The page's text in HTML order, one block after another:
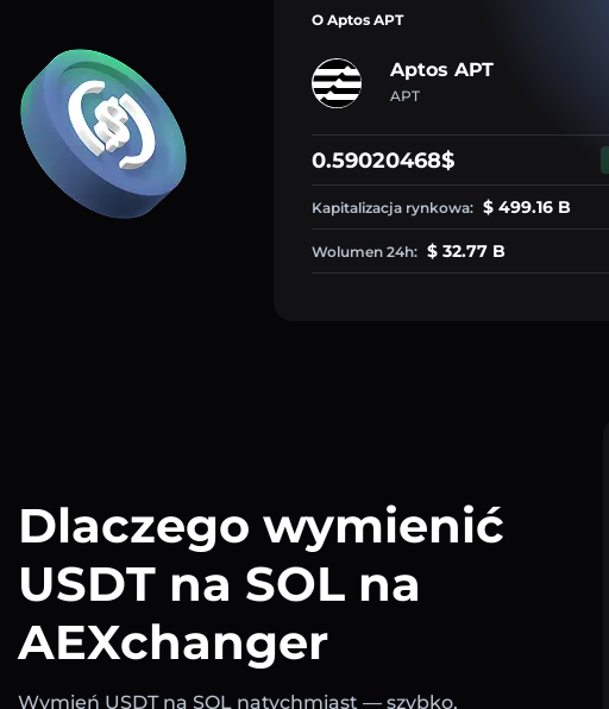
O Aptos APT
Aptos APT
APT
0.59020468$
Kapitalizacja rynkowa: $ 499.16 B
Wolumen 24h: $ 32.77 B
Dlaczego wymienić
USDT na SOL na
AEXchanger
Wymień USDT na SOL natychmiast — szybko,